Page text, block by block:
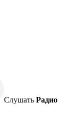
Слушать Радио